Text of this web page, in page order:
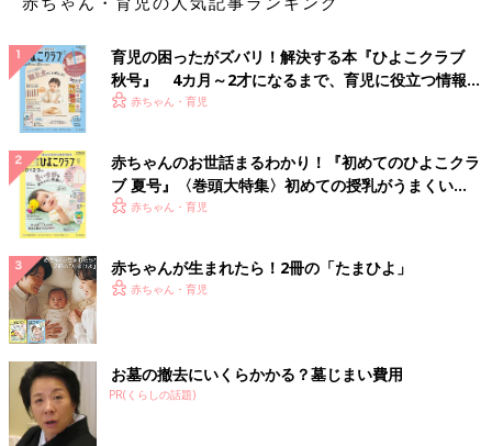
つらい時は無理せず、「手を抜くことに、手を抜か
ない！」
本業の放送作家のほか、コメンテーターとしてテレビで活躍する
野々村友紀子さんに、体が辛い時ややる気がない時の家事問題に
ついて聞きました。
「私はもともと頑張りすぎる主婦でした。子どもが
らいの頃は、忙しい夫にやってほしいと言いにくいし、言いたく
ない。家事も育児もなるべく自分ひとりでなんとかしようと頑張
っていたのです。けれど無理がたたり、結局、倒れてしまいまし
た。
抜かない” が私のモットーになりました。
頑張りすぎるとまわりまわって結局、家族に迷惑をかけることに
なります。また、自分自身の体にもよくないので、長い目で見る
育児の困ったがズバリ！解決する本『ひよこクラブ
秋号』 4カ月～2才になるまで、育児に役立つ情報が
いっぱい！
赤ちゃん・育児
赤ちゃんのお世話まるわかり！『初めてのひよこクラ
ブ 夏号』〈巻頭大特集〉初めての授乳がうまくい
く！ おっぱい・ミルクの基本と夏のトラブル 解決テ
赤ちゃん・育児
赤ちゃんが生まれたら！2冊の「たまひよ」
赤ちゃん・育児
お墓の撤去にいくらかかる？墓じまい費用
PR(くらしの話題)